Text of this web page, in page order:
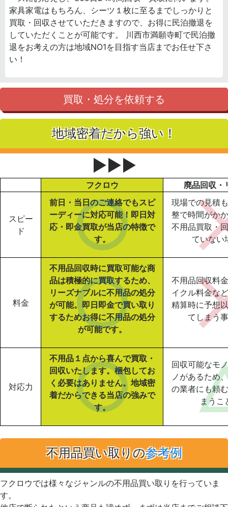
家具家電はもちろん、シーツ１枚に至るまでしっかりと
買取・回収させていただきますので、お得に民泊撤退を
していただくことが可能です。 川西市満願寺町で民泊撤
退をお考えの方は地域NO1を目指す当店までお任せ下さ
い！
買取・処分を依頼する
地域密着だから強い！
▶▶▶
フクロウ 廃品回収・
スピー
ド
前日・当日のご連絡でもスピ
ーディーに対応可能！即日対
応・即金買取が当店の特徴で
す。
現場での見積
整で時間がか
不用品買取・
ていない
料金
不用品回収時に買取可能な商
品は積極的に買取するため、
リーズナブルに不用品の処分
が可能。即日即金で買い取り
するためお得に不用品の処分
が可能です。
不用品回収料
イクル料金な
精算時に予想
てしまう
対応力
不用品１点から喜んで買取・
回収いたします。梱包してお
く必要はありません。地域密
着だからできる当店の強みで
す。
回収可能なモ
ノがあるため
の業者にも頼
まうこ
不用品買い取りの参考例
フクロウでは様々なジャンルの不用品買い取りを行っていま
す。